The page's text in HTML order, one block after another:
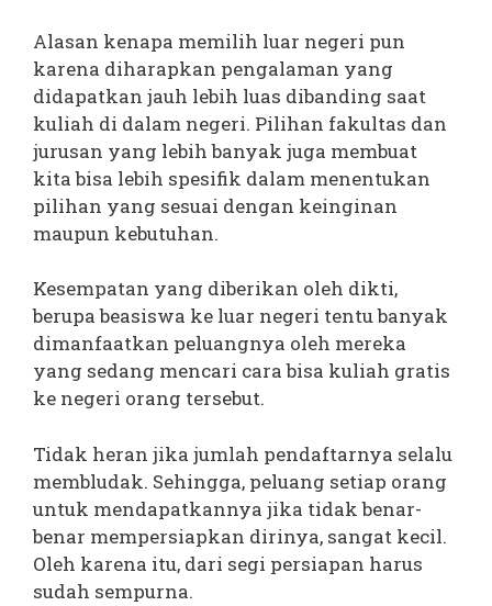
Alasan kenapa memilih luar negeri pun
karena diharapkan pengalaman yang
didapatkan jauh lebih luas dibanding saat
kuliah di dalam negeri. Pilihan fakultas dan
jurusan yang lebih banyak juga membuat
kita bisa lebih spesifik dalam menentukan
pilihan yang sesuai dengan keinginan
maupun kebutuhan.
Kesempatan yang diberikan oleh dikti,
berupa beasiswa ke luar negeri tentu banyak
dimanfaatkan peluangnya oleh mereka
yang sedang mencari cara bisa kuliah gratis
ke negeri orang tersebut.
Tidak heran jika jumlah pendaftarnya selalu
membludak. Sehingga, peluang setiap orang
untuk mendapatkannya jika tidak benar-
benar mempersiapkan dirinya, sangat kecil.
Oleh karena itu, dari segi persiapan harus
sudah sempurna.